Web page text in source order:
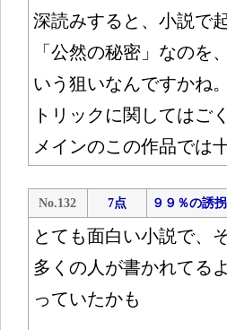
深読みすると、小説で
「公然の秘密」なのを
いう狙いなんですかね。
トリックに関してはご
メインのこの作品では
No.132 7点 ９９％の誘拐
とても面白い小説で、
多くの人が書かれてる
っていたかも